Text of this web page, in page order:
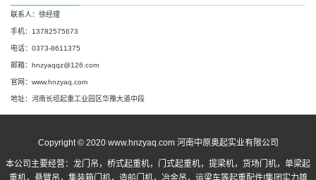
联系人：徐经理
手机：13782575673
电话：0373-8611375
邮箱：hnzyaqqz@126.com
官网：www.hnzyaq.com
地址：河南长垣起重工业园区华豫大道中段
Copyright © 2020 www.hnzyaq.com 河南中原奥起实业有限公司
本公司主要经营： 龙门吊 ， 桥式起重机， 门式起重机，提梁机，货场门机，单梁起